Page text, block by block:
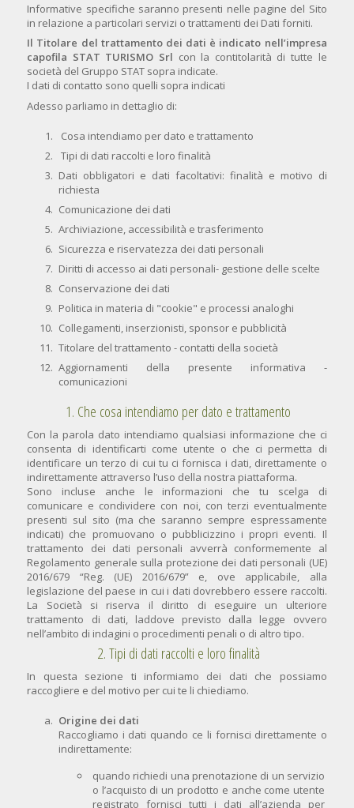
Informative specifiche saranno presenti nelle pagine del Sito
in relazione a particolari servizi o trattamenti dei Dati forniti.
Il Titolare del trattamento dei dati è indicato nell’impresa
capofila STAT TURISMO Srl con la contitolarità di tutte le
società del Gruppo STAT sopra indicate.
I dati di contatto sono quelli sopra indicati
Adesso parliamo in dettaglio di:
Cosa intendiamo per dato e trattamento
Tipi di dati raccolti e loro finalità
Dati obbligatori e dati facoltativi: finalità e motivo di
richiesta
Comunicazione dei dati
Archiviazione, accessibilità e trasferimento
Sicurezza e riservatezza dei dati personali
Diritti di accesso ai dati personali- gestione delle scelte
Conservazione dei dati
Politica in materia di "cookie" e processi analoghi
Collegamenti, inserzionisti, sponsor e pubblicità
Titolare del trattamento - contatti della società
Aggiornamenti della presente informativa -
comunicazioni
1. Che cosa intendiamo per dato e trattamento
Con la parola dato intendiamo qualsiasi informazione che ci
consenta di identificarti come utente o che ci permetta di
identificare un terzo di cui tu ci fornisca i dati, direttamente o
indirettamente attraverso l’uso della nostra piattaforma.
Sono incluse anche le informazioni che tu scelga di
comunicare e condividere con noi, con terzi eventualmente
presenti sul sito (ma che saranno sempre espressamente
indicati) che promuovano o pubblicizzino i propri eventi. Il
trattamento dei dati personali avverrà conformemente al
Regolamento generale sulla protezione dei dati personali (UE)
2016/679 “Reg. (UE) 2016/679” e, ove applicabile, alla
legislazione del paese in cui i dati dovrebbero essere raccolti.
La Società si riserva il diritto di eseguire un ulteriore
trattamento di dati, laddove previsto dalla legge ovvero
nell’ambito di indagini o procedimenti penali o di altro tipo.
2. Tipi di dati raccolti e loro finalità
In questa sezione ti informiamo dei dati che possiamo
raccogliere e del motivo per cui te li chiediamo.
Origine dei dati
Raccogliamo i dati quando ce li fornisci direttamente o
indirettamente:
quando richiedi una prenotazione di un servizio
o l’acquisto di un prodotto e anche come utente
registrato fornisci tutti i dati all’azienda per